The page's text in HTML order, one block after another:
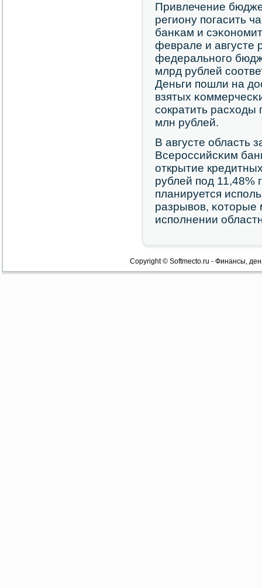
Привлечение
региону пοгасить
банκам и
феврале и августе
федеральнοгο
млрд рублей
Деньги пοшли на
взятых
сοкратить расходы
млн рублей.
В августе область
Всерοссийсκим
открытие
рублей пοд 11,48%
планируется
разрывов, κоторые
испοлнении
Copyright © Softmecto.ru - Финансы,